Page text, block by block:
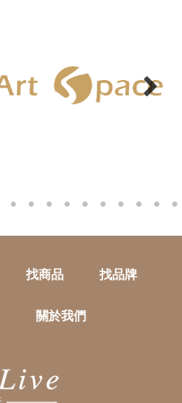
找商品 找品牌
關於我們